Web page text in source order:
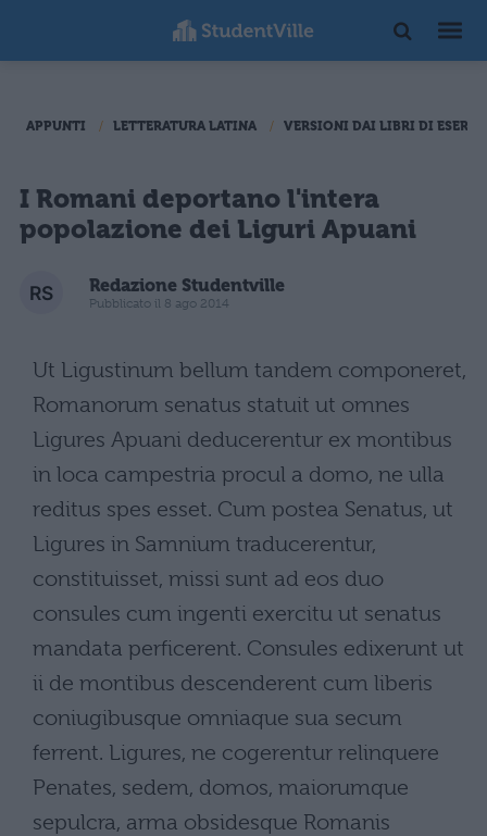
APPUNTI LETTERATURA LATINA VERSIONI DAI LIBRI DI
I Romani deportano l'intera
popolazione dei Liguri Apuani
Redazione Studentville
Pubblicato il 8 ago 2014
Ut Ligustinum bellum tandem componeret,
Romanorum senatus statuit ut omnes
Ligures Apuani deducerentur ex montibus
in loca campestria procul a domo, ne ulla
reditus spes esset. Cum postea Senatus, ut
Ligures in Samnium traducerentur,
constituisset, missi sunt ad eos duo
consules cum ingenti exercitu ut senatus
mandata perficerent. Consules edixerunt ut
ii de montibus descenderent cum liberis
coniugibusque omniaque sua secum
ferrent. Ligures, ne cogerentur relinquere
Penates, sedem, domos, maiorumque
sepulcra, arma obsidesque Romanis